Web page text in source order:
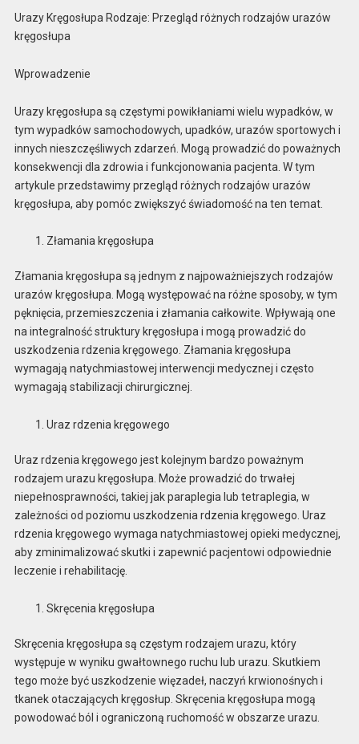
Urazy Kręgosłupa Rodzaje: Przegląd różnych rodzajów urazów
kręgosłupa
Wprowadzenie
Urazy kręgosłupa są częstymi powikłaniami wielu wypadków, w
tym wypadków samochodowych, upadków, urazów sportowych i
innych nieszczęśliwych zdarzeń. Mogą prowadzić do poważnych
konsekwencji dla zdrowia i funkcjonowania pacjenta. W tym
artykule przedstawimy przegląd różnych rodzajów urazów
kręgosłupa, aby pomóc zwiększyć świadomość na ten temat.
Złamania kręgosłupa
Złamania kręgosłupa są jednym z najpoważniejszych rodzajów
urazów kręgosłupa. Mogą występować na różne sposoby, w tym
pęknięcia, przemieszczenia i złamania całkowite. Wpływają one
na integralność struktury kręgosłupa i mogą prowadzić do
uszkodzenia rdzenia kręgowego. Złamania kręgosłupa
wymagają natychmiastowej interwencji medycznej i często
wymagają stabilizacji chirurgicznej.
Uraz rdzenia kręgowego
Uraz rdzenia kręgowego jest kolejnym bardzo poważnym
rodzajem urazu kręgosłupa. Może prowadzić do trwałej
niepełnosprawności, takiej jak paraplegia lub tetraplegia, w
zależności od poziomu uszkodzenia rdzenia kręgowego. Uraz
rdzenia kręgowego wymaga natychmiastowej opieki medycznej,
aby zminimalizować skutki i zapewnić pacjentowi odpowiednie
leczenie i rehabilitację.
Skręcenia kręgosłupa
Skręcenia kręgosłupa są częstym rodzajem urazu, który
występuje w wyniku gwałtownego ruchu lub urazu. Skutkiem
tego może być uszkodzenie więzadeł, naczyń krwionośnych i
tkanek otaczających kręgosłup. Skręcenia kręgosłupa mogą
powodować ból i ograniczoną ruchomość w obszarze urazu.